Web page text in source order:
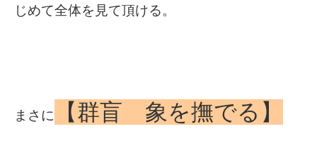
じめて全体を見て頂ける。
まさに 【群盲 象を撫でる】